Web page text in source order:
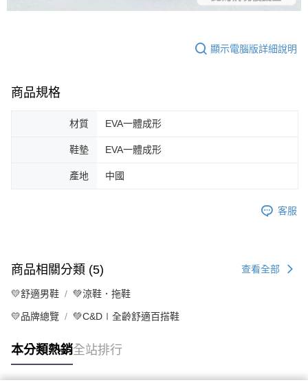
顯示電腦版詳細說明
商品規格
材質 EVA一體成形
鞋墊 EVA一體成形
產地 中國
客服
商品相關分類 (5) 查看全部
💛舒適男鞋 💚涼鞋．拖鞋
💛品牌總覽 💚C&D∣全齡舒適百搭鞋
本分類熱銷全站排行